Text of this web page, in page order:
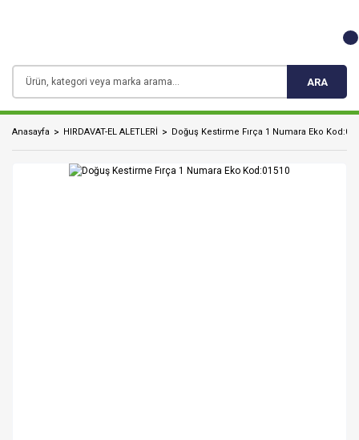
ARA
Anasayfa HIRDAVAT-EL ALETLERİ Doğuş Kestirme Fırça 1 Numara Eko